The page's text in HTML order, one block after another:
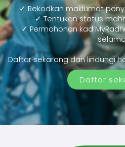
✓ Rekodkan maklumat
✓ Tentukan status
✓ Permohonan kad
Daftar sekarang dan lindungi
Daftar